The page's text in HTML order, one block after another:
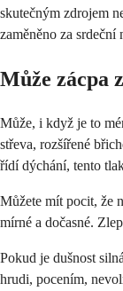
skutečným zdrojem
zaměněno za
Může zácpa
Může, i když je to
střeva, rozšířené
řídí dýchání, tento
Můžete mít pocit, že
mírné a dočasné.
Pokud je dušnost
hrudi, pocením,